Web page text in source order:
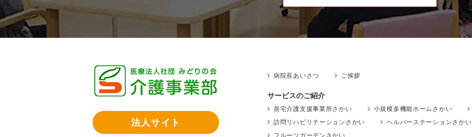
法人サイト
病院長あいさつ ご挨拶
サービスのご紹介
居宅介護支援事業所さかい 小規模多機能ホームさかい
訪問リハビリテーションさかい
ヘルパーステーションさかい
フルーツガーデンさかい